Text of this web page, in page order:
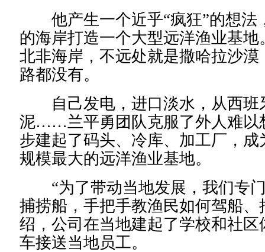
他产生一个近乎“疯狂”的想法
的海岸打造一个大型远洋渔业基
北非海岸，不远处就是撒哈拉沙
路都没有。
自己发电，进口淡水，从西班
泥……兰平勇团队克服了外人难以
步建起了码头、冷库、加工厂，
规模最大的远洋渔业基地。
“为了带动当地发展，我们专门
捕捞船，手把手教渔民如何驾船、
绍，公司在当地建起了学校和社
车接送当地员工。